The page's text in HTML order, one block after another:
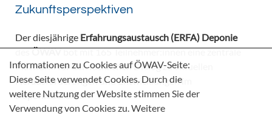
Zukunftsperspektiven
Der diesjährige Erfahrungsaustausch (ERFA) Deponie
desÖWAVbot mit 165 Teilnehmer:innen eine zentrale
Plattform für den fachlichen Dialog zu aktuellen
Herausforderungen und Entwicklungen im
Deponiebereich.
Informationen zu Cookies auf ÖWAV-Seite:
Diese Seite verwendet Cookies. Durch die
weitere Nutzung der Website stimmen Sie der
Verwendung von Cookies zu. Weitere